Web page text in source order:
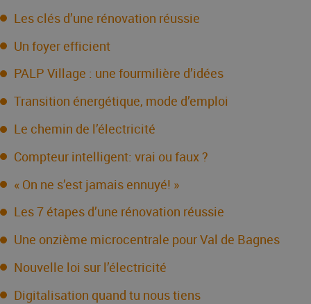
Les clés d’une rénovation réussie
Un foyer efficient
PALP Village : une fourmilière d’idées
Transition énergétique, mode d’emploi
Le chemin de l’électricité
Compteur intelligent: vrai ou faux ?
« On ne s’est jamais ennuyé! »
Les 7 étapes d’une rénovation réussie
Une onzième microcentrale pour Val de Bagnes
Nouvelle loi sur l’électricité
Digitalisation quand tu nous tiens